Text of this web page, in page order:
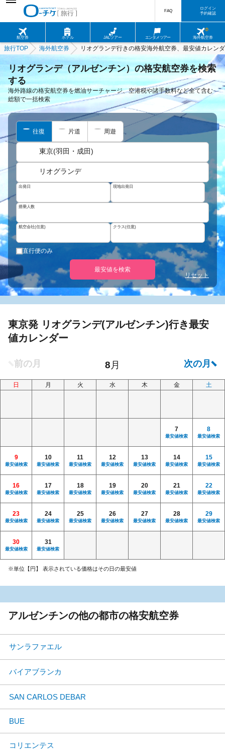
航空券 ホテル JALツアー エンタメツアー 海外航空券
FAQ
ログイン
予約確認
旅行TOP 海外航空券 リオグランデ行きの格安海外航空券、最安値カレン
リオグランデ（アルゼンチン）の格安航空券を検索
する
海外路線の格安航空券を燃油サーチャージ、空港税や諸手数料など全て含む
総額で一括検索
往復 片道 周遊
東京(羽田・成田)
リオグランデ
出発日 現地出発日
搭乗人数
航空会社(任意) クラス(任意)
直行便のみ
最安値を検索
リセット
東京発 リオグランデ(アルゼンチン)行き最安
値カレンダー
日 月 火 水 木 金 土
7
最安値検索
8
最安値検索
9
最安値検索
10
最安値検索
11
最安値検索
12
最安値検索
13
最安値検索
14
最安値検索
15
最安値検索
16
最安値検索
17
最安値検索
18
最安値検索
19
最安値検索
20
最安値検索
21
最安値検索
22
最安値検索
23
最安値検索
24
最安値検索
25
最安値検索
26
最安値検索
27
最安値検索
28
最安値検索
29
最安値検索
30
最安値検索
31
最安値検索
※単位【円】 表示されている価格はその日の最安値
アルゼンチンの他の都市の格安航空券
サンラファエル
バイアブランカ
SAN CARLOS DEBAR
BUE
コリエンテス